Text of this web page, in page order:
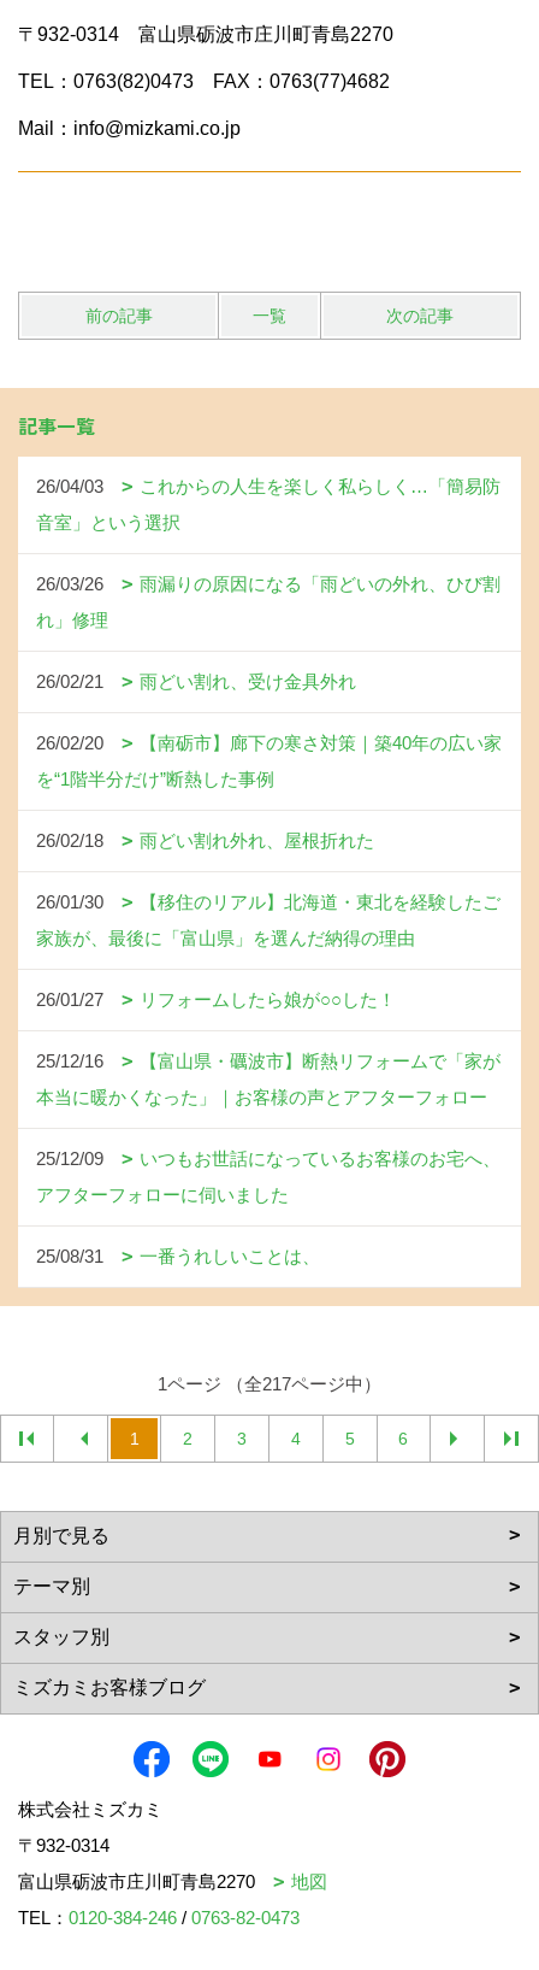
〒932-0314 富山県砺波市庄川町青島2270
TEL：0763(82)0473 FAX：0763(77)4682
Mail：info@mizkami.co.jp
前の記事 一覧 次の記事
記事一覧
26/04/03
これからの人生を楽しく私らしく…「簡易防
音室」という選択
26/03/26
雨漏りの原因になる「雨どいの外れ、ひび割
れ」修理
26/02/21 雨どい割れ、受け金具外れ
26/02/20
【南砺市】廊下の寒さ対策｜築40年の広い家
を“1階半分だけ”断熱した事例
26/02/18 雨どい割れ外れ、屋根折れた
26/01/30
【移住のリアル】北海道・東北を経験したご
家族が、最後に「富山県」を選んだ納得の理由
26/01/27 リフォームしたら娘が○○した！
25/12/16
【富山県・礪波市】断熱リフォームで「家が
本当に暖かくなった」｜お客様の声とアフターフォロー
25/12/09
いつもお世話になっているお客様のお宅へ、
アフターフォローに伺いました
25/08/31 一番うれしいことは、
1ページ （全217ページ中）
1 2 3 4 5 6
株式会社ミズカミ
〒932-0314
富山県砺波市庄川町青島2270
地図
TEL： 0120-384-246 / 0763-82-0473